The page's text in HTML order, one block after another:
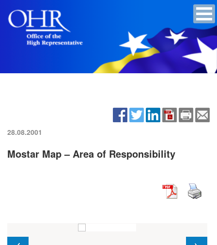
28.08.2001
Mostar Map – Area of Responsibility